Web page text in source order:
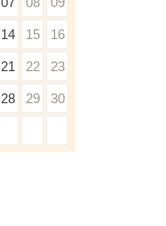
14 15 16
21 22 23
28 29 30